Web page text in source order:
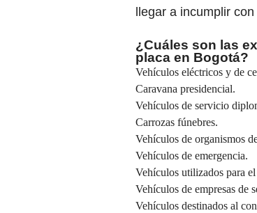
llegar a incumplir
¿Cuáles son las
placa en Bogotá?
Vehículos eléctricos y de
Caravana presidencial.
Vehículos de servicio
Carrozas fúnebres.
Vehículos de organismos
Vehículos de emergencia.
Vehículos utilizados para
Vehículos de empresas de
Vehículos destinados al